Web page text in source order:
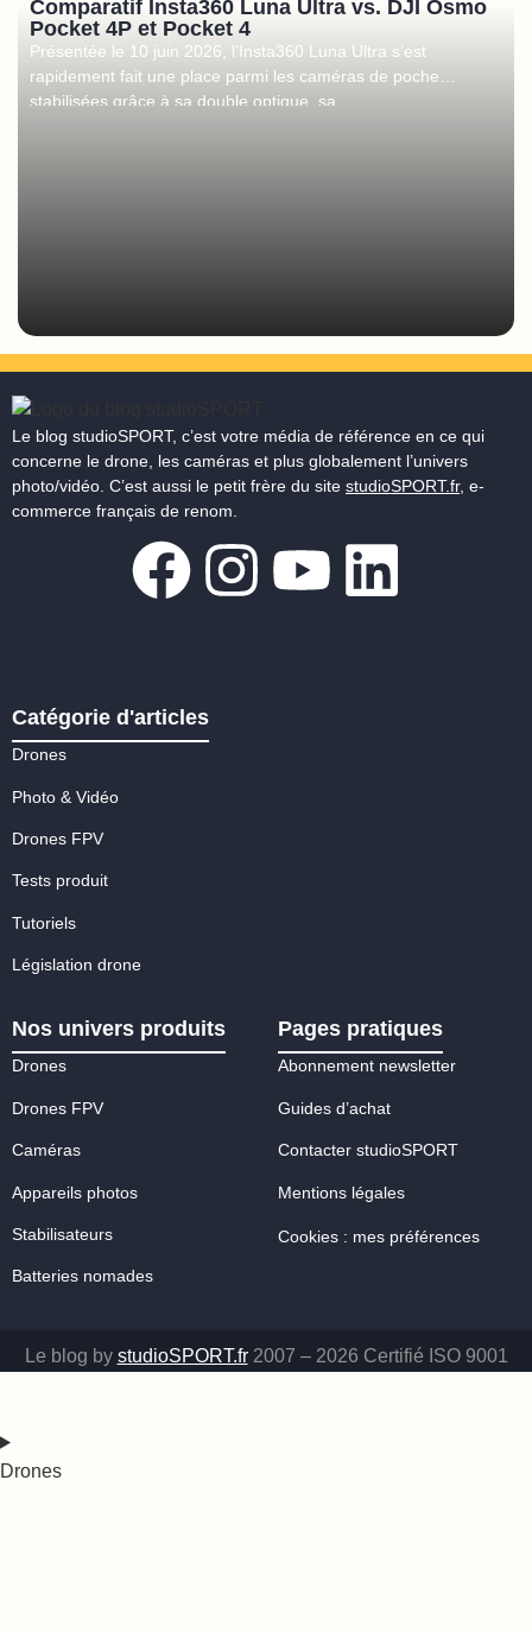
Comparatif Insta360 Luna Ultra vs. DJI Osmo
Pocket 4P et Pocket 4
Présentée le 10 juin 2026, l’Insta360 Luna Ultra s’est
rapidement fait une place parmi les caméras de poche
stabilisées grâce à sa double optique, sa
Le blog studioSPORT, c’est votre média de référence en ce qui
concerne le drone, les caméras et plus globalement l’univers
photo/vidéo. C’est aussi le petit frère du site studioSPORT.fr, e-
commerce français de renom.
Catégorie d'articles
Drones
Photo & Vidéo
Drones FPV
Tests produit
Tutoriels
Législation drone
Nos univers produits
Drones
Drones FPV
Caméras
Appareils photos
Stabilisateurs
Batteries nomades
Pages pratiques
Abonnement newsletter
Guides d’achat
Contacter studioSPORT
Mentions légales
Cookies : mes préférences
Le blog by studioSPORT.fr2007 – 2026 Certifié ISO 9001
Drones